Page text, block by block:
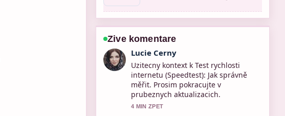
Zive komentare
Martin Prochazka
Pokryti tematu Tomasz Grodzki: Od
skalpela k senátorskému křeslu...
pusobi solidne a snadno se sleduje.
6 MIN ZPET